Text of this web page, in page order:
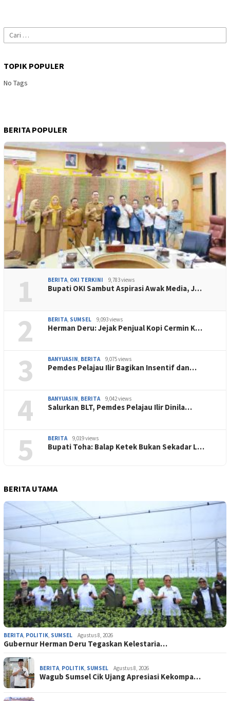
Cari
untuk:
TOPIK POPULER
No Tags
BERITA POPULER
1 BERITA, OKI TERKINI 9,783 views
Bupati OKI Sambut Aspirasi Awak Media, J…
2 BERITA, SUMSEL 9,093 views
Herman Deru: Jejak Penjual Kopi Cermin K…
3 BANYUASIN, BERITA 9,075 views
Pemdes Pelajau Ilir Bagikan Insentif dan…
4 BANYUASIN, BERITA 9,042 views
Salurkan BLT, Pemdes Pelajau Ilir Dinila…
5 BERITA 9,019 views
Bupati Toha: Balap Ketek Bukan Sekadar L…
BERITA UTAMA
BERITA, POLITIK, SUMSEL Agustus 8, 2026
Gubernur Herman Deru Tegaskan Kelestaria…
BERITA, POLITIK, SUMSEL Agustus 8, 2026
Wagub Sumsel Cik Ujang Apresiasi Kekompa…